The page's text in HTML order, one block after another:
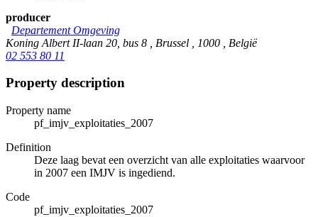
producer
Departement Omgeving
Koning Albert II-laan 20, bus 8 , Brussel , 1000 , België
02 553 80 11
Property description
Property name
pf_imjv_exploitaties_2007
Definition
Deze laag bevat een overzicht van alle exploitaties waarvoor
in 2007 een IMJV is ingediend.
Code
pf_imjv_exploitaties_2007